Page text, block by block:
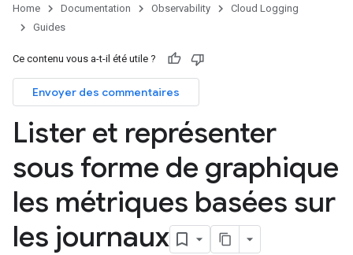
Home Documentation Observability
Cloud Logging
Guides
Ce contenu vous a-t-il été utile ?
Envoyer des commentaires
Lister et représenter
sous forme de graphique
les métriques basées sur
les journaux